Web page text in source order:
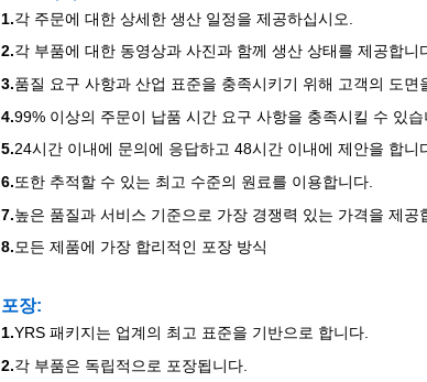
1.각 주문에 대한 상세한 생산 일정을 제공하십시오.
2.각 부품에 대한 동영상과 사진과 함께 생산 상태를 제공합니
3.품질 요구 사항과 산업 표준을 충족시키기 위해 고객의 도면
4.99% 이상의 주문이 납품 시간 요구 사항을 충족시킬 수 있습
5.24시간 이내에 문의에 응답하고 48시간 이내에 제안을 합니
6.또한 추적할 수 있는 최고 수준의 원료를 이용합니다.
7.높은 품질과 서비스 기준으로 가장 경쟁력 있는 가격을 제공
8.모든 제품에 가장 합리적인 포장 방식
포장:
1.YRS 패키지는 업계의 최고 표준을 기반으로 합니다.
2.각 부품은 독립적으로 포장됩니다.